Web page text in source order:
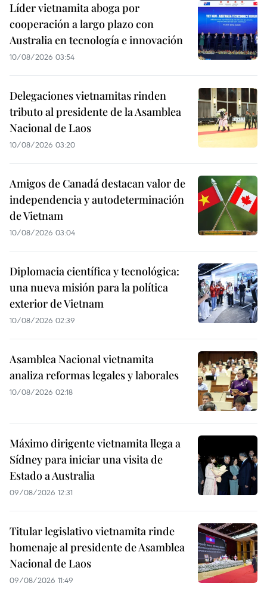
Líder vietnamita aboga por
cooperación a largo plazo con
Australia en tecnología e innovación
10/08/2026 03:54
Delegaciones vietnamitas rinden
tributo al presidente de la Asamblea
Nacional de Laos
10/08/2026 03:20
Amigos de Canadá destacan valor de
independencia y autodeterminación
de Vietnam
10/08/2026 03:04
Diplomacia científica y tecnológica:
una nueva misión para la política
exterior de Vietnam
10/08/2026 02:39
Asamblea Nacional vietnamita
analiza reformas legales y laborales
10/08/2026 02:18
Máximo dirigente vietnamita llega a
Sídney para iniciar una visita de
Estado a Australia
09/08/2026 12:31
Titular legislativo vietnamita rinde
homenaje al presidente de Asamblea
Nacional de Laos
09/08/2026 11:49